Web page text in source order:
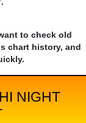
to check old
chart history, and
NIGHT